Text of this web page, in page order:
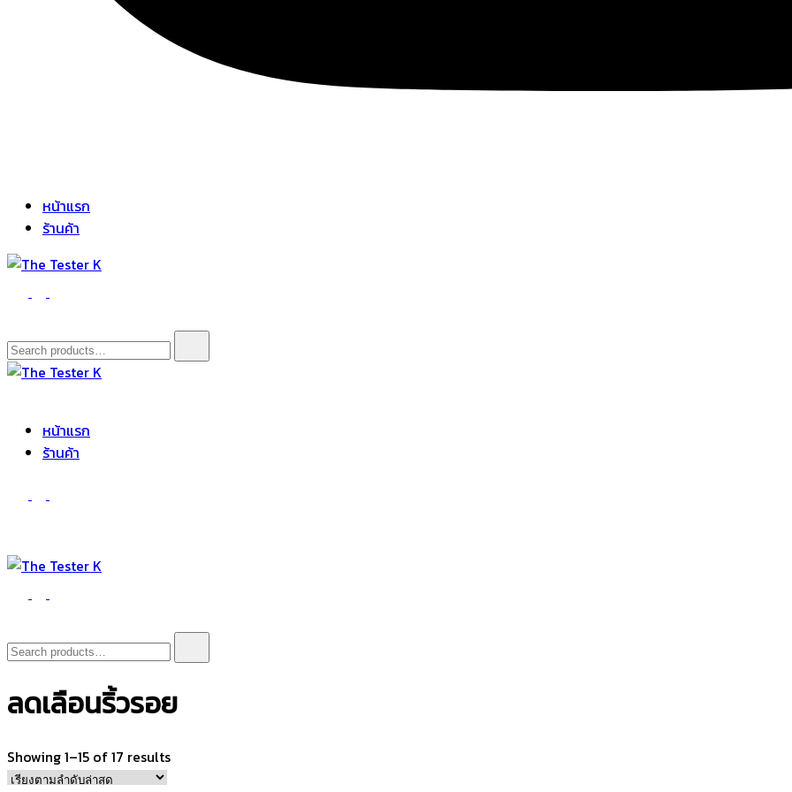
หน้าแรก
ร้านค้า
The Tester K
Korean cosmetics
Search
for:
หน้าแรก
ร้านค้า
The Tester K
Korean cosmetics
Search
for:
ลดเลือนริ้วรอย
Showing 1–15 of 17 resultsSorted